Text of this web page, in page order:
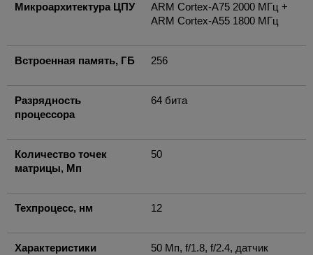
Микроархитектура ЦПУ
ARM Cortex-A75 2000 МГц +
ARM Cortex-A55 1800 МГц
Встроенная память, ГБ 256
Разрядность
процессора
64 бита
Количество точек
матрицы, Мп
50
Техпроцесс, нм 12
Характеристики
50 Мп, f/1.8, f/2.4, датчик